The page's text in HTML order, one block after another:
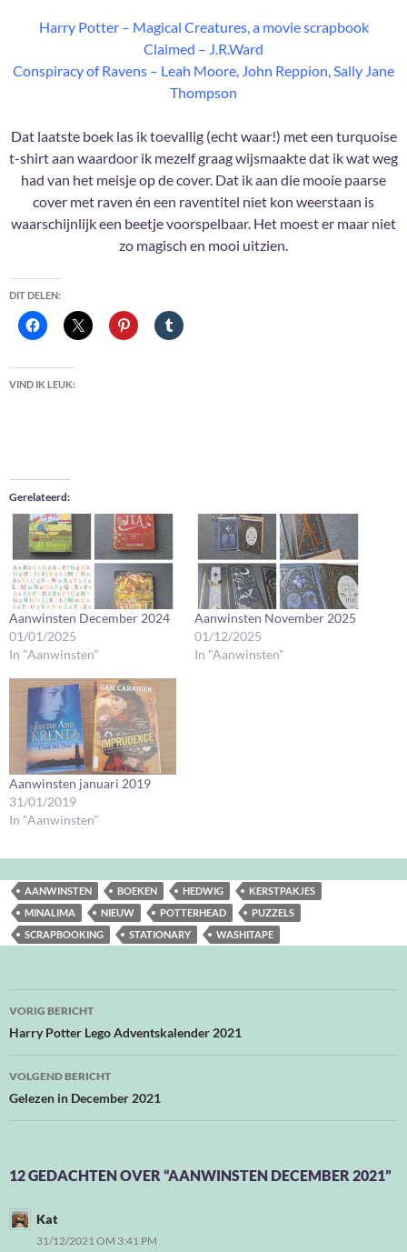
Harry Potter – Magical Creatures, a movie scrapbook
Claimed – J.R.Ward
Conspiracy of Ravens – Leah Moore, John Reppion, Sally Jane
Thompson
Dat laatste boek las ik toevallig (echt waar!) met een turquoise
t-shirt aan waardoor ik mezelf graag wijsmaakte dat ik wat weg
had van het meisje op de cover. Dat ik aan die mooie paarse
cover met raven én een raventitel niet kon weerstaan is
waarschijnlijk een beetje voorspelbaar. Het moest er maar niet
zo magisch en mooi uitzien.
DIT DELEN:
VIND IK LEUK:
Gerelateerd
Aanwinsten December 2024
01/01/2025
In "Aanwinsten"
Aanwinsten November 2025
01/12/2025
In "Aanwinsten"
Aanwinsten januari 2019
31/01/2019
In "Aanwinsten"
AANWINSTEN BOEKEN HEDWIG
KERSTPAKJES
MINALIMA
NIEUW POTTERHEAD
PUZZELS
SCRAPBOOKING
STATIONARY WASHITAPE
Bericht
navigatie
VORIG BERICHT
Harry Potter Lego Adventskalender 2021
VOLGEND BERICHT
Gelezen in December 2021
12 GEDACHTEN OVER “AANWINSTEN DECEMBER 2021”
Kat
31/12/2021 OM 3:41 PM